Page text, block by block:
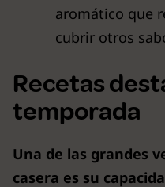
aromático que
cubrir otros
Recetas
temporada
Una de las grandes
casera es su